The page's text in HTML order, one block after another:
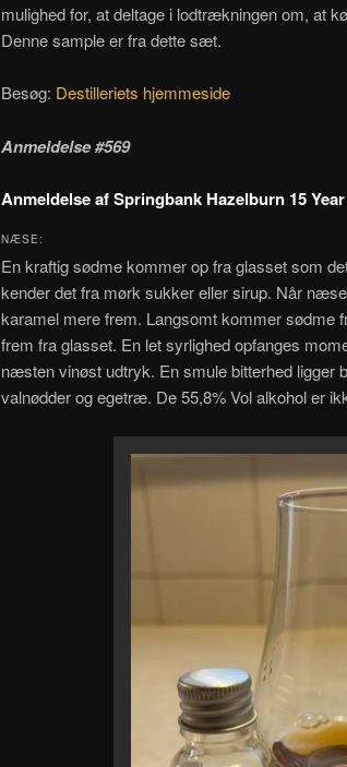
mulighed for, at deltage i lodtrækningen om, at
Denne sample er fra dette sæt.
Besøg: Destilleriets hjemmeside
Anmeldelse #569
Anmeldelse af Springbank Hazelburn 15
NÆSE:
En kraftig sødme kommer op fra glasset som
kender det fra mørk sukker eller sirup. Når
karamel mere frem. Langsomt kommer sødme
frem fra glasset. En let syrlighed opfanges
næsten vinøst udtryk. En smule bitterhed ligger
valnødder og egetræ. De 55,8% Vol alkohol er